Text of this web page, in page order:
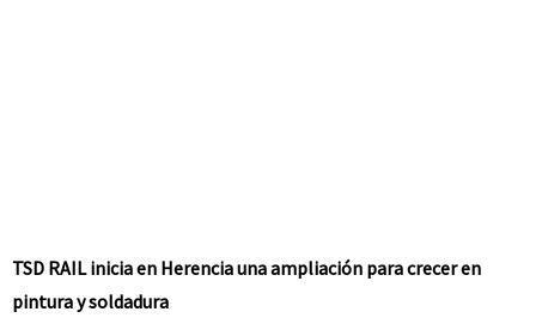
TSD RAIL inicia en Herencia una ampliación para crecer en
pintura y soldadura